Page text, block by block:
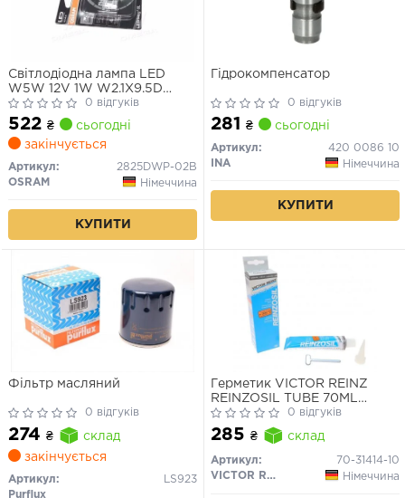
Світлодіодна лампа LED
W5W 12V 1W W2.1X9.5D
LEDriving SL (blister 2шт)
(вир-во OSRAM)
0 відгуків
522 ₴
сьогодні
закінчується
Артикул:
2825DWP-02B
OSRAM
Німеччина
КУПИТИ
Гідрокомпенсатор
0 відгуків
281 ₴ сьогодні
Артикул:
420 0086 10
INA
Німеччина
КУПИТИ
Фільтр масляний
0 відгуків
274 ₴
склад
закінчується
Артикул:
LS923
Purflux
Герметик VICTOR REINZ
REINZOSIL TUBE 70ML
-50/+300 (антрацит)
0 відгуків
285 ₴ склад
Артикул:
70-31414-10
VICTOR REINZ
Німеччина